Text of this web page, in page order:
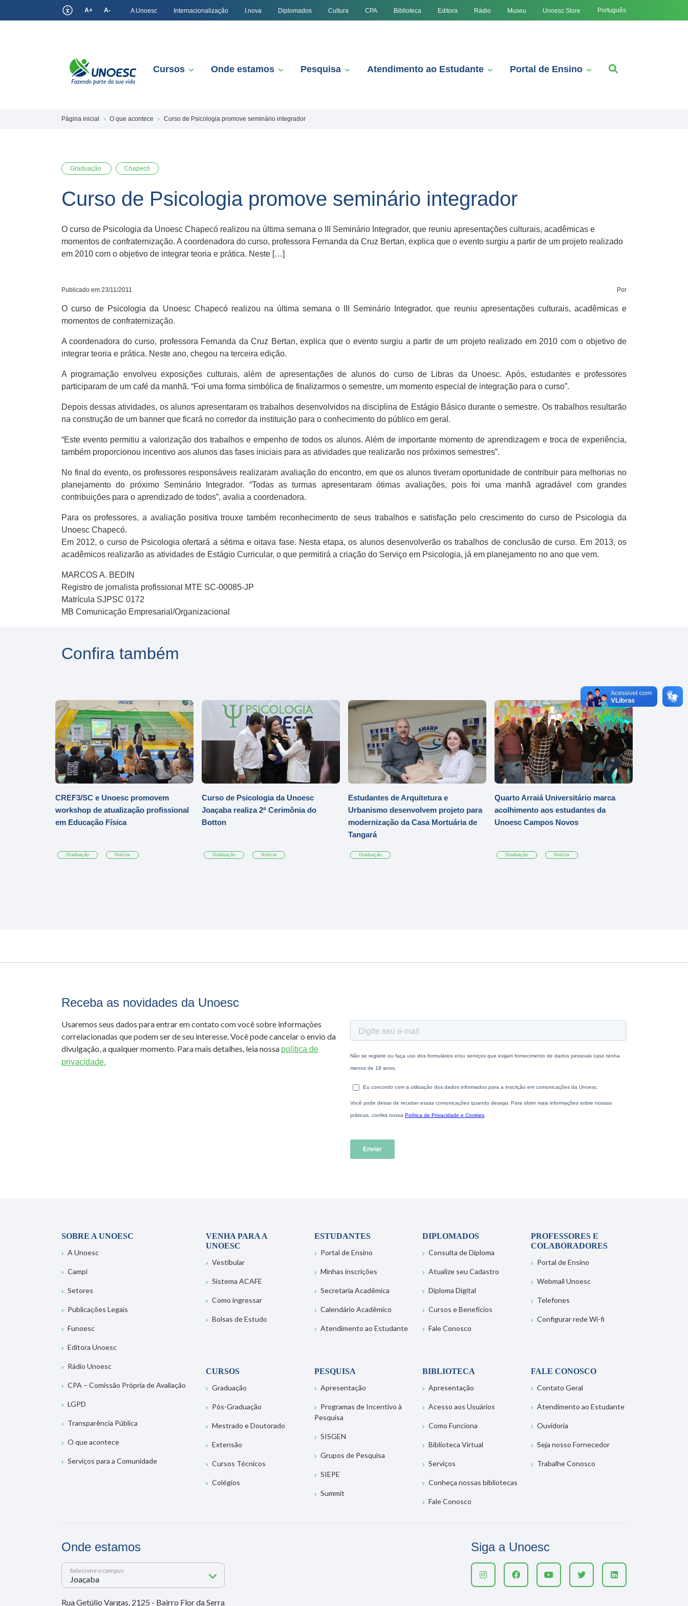
A+ A- A Unoesc Internacionalização I.nova Diplomados Cultura CPA Biblioteca Editora Rádio Museu Unoesc Store Português
Cursos Onde estamos Pesquisa Atendimento ao Estudante Portal de Ensino
Página inicial O que acontece Curso de Psicologia promove seminário integrador
Graduação Chapecó
Curso de Psicologia promove seminário integrador
O curso de Psicologia da Unoesc Chapecó realizou na última semana o III Seminário Integrador, que reuniu apresentações culturais, acadêmicas e
momentos de confraternização. A coordenadora do curso, professora Fernanda da Cruz Bertan, explica que o evento surgiu a partir de um projeto realizado
em 2010 com o objetivo de integrar teoria e prática. Neste […]
Publicado em 23/11/2011 Por
O curso de Psicologia da Unoesc Chapecó realizou na última semana o III Seminário Integrador, que reuniu apresentações culturais, acadêmicas e
momentos de confraternização.
A coordenadora do curso, professora Fernanda da Cruz Bertan, explica que o evento surgiu a partir de um projeto realizado em 2010 com o objetivo de
integrar teoria e prática. Neste ano, chegou na terceira edição.
A programação envolveu exposições culturais, além de apresentações de alunos do curso de Libras da Unoesc. Após, estudantes e professores
participaram de um café da manhã. “Foi uma forma simbólica de finalizarmos o semestre, um momento especial de integração para o curso”.
Depois dessas atividades, os alunos apresentaram os trabalhos desenvolvidos na disciplina de Estágio Básico durante o semestre. Os trabalhos resultarão
na construção de um banner que ficará no corredor da instituição para o conhecimento do público em geral.
“Este evento permitiu a valorização dos trabalhos e empenho de todos os alunos. Além de importante momento de aprendizagem e troca de experiência,
também proporcionou incentivo aos alunos das fases iniciais para as atividades que realizarão nos próximos semestres”.
No final do evento, os professores responsáveis realizaram avaliação do encontro, em que os alunos tiveram oportunidade de contribuir para melhorias no
planejamento do próximo Seminário Integrador. “Todas as turmas apresentaram ótimas avaliações, pois foi uma manhã agradável com grandes
contribuições para o aprendizado de todos”, avalia a coordenadora.
Para os professores, a avaliação positiva trouxe também reconhecimento de seus trabalhos e satisfação pelo crescimento do curso de Psicologia da
Unoesc Chapecó.
Em 2012, o curso de Psicologia ofertará a sétima e oitava fase. Nesta etapa, os alunos desenvolverão os trabalhos de conclusão de curso. Em 2013, os
acadêmicos realizarão as atividades de Estágio Curricular, o que permitirá a criação do Serviço em Psicologia, já em planejamento no ano que vem.
MARCOS A. BEDIN
Registro de jornalista profissional MTE SC-00085-JP
Matrícula SJPSC 0172
MB Comunicação Empresarial/Organizacional
Confira também
CREF3/SC e Unoesc promovem
workshop de atualização profissional
em Educação Física
Graduação Notícia
Curso de Psicologia da Unoesc
Joaçaba realiza 2ª Cerimônia do
Botton
Graduação Notícia
Estudantes de Arquitetura e
Urbanismo desenvolvem projeto para
modernização da Casa Mortuária de
Tangará
Graduação
Quarto Arraiá Universitário marca
acolhimento aos estudantes da
Unoesc Campos Novos
Graduação Notícia
Receba as novidades da Unoesc
Usaremos seus dados para entrar em contato com você sobre informações
correlacionadas que podem ser de seu interesse. Você pode cancelar o envio da
divulgação, a qualquer momento. Para mais detalhes, leia nossa política de
privacidade.
SOBRE A UNOESC
A Unoesc
Campi
Setores
Publicações Legais
Funoesc
Editora Unoesc
Rádio Unoesc
CPA – Comissão Própria de Avaliação
LGPD
Transparência Pública
O que acontece
Serviços para a Comunidade
VENHA PARA A
UNOESC
Vestibular
Sistema ACAFE
Como ingressar
Bolsas de Estudo
ESTUDANTES
Portal de Ensino
Minhas inscrições
Secretaria Acadêmica
Calendário Acadêmico
Atendimento ao Estudante
DIPLOMADOS
Consulta de Diploma
Atualize seu Cadastro
Diploma Digital
Cursos e Benefícios
Fale Conosco
PROFESSORES E
COLABORADORES
Portal de Ensino
Webmail Unoesc
Telefones
Configurar rede Wi-fi
CURSOS
Graduação
Pós-Graduação
Mestrado e Doutorado
Extensão
Cursos Técnicos
Colégios
PESQUISA
Apresentação
Programas de Incentivo à
Pesquisa
SISGEN
Grupos de Pesquisa
SIEPE
Summit
BIBLIOTECA
Apresentação
Acesso aos Usuários
Como Funciona
Biblioteca Virtual
Serviços
Conheça nossas bibliotecas
Fale Conosco
FALE CONOSCO
Contato Geral
Atendimento ao Estudante
Ouvidoria
Seja nosso Fornecedor
Trabalhe Conosco
Onde estamos
Selecione o campus
Rua Getúlio Vargas, 2125 - Bairro Flor da Serra
Siga a Unoesc